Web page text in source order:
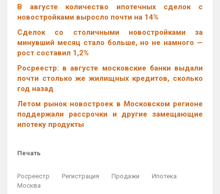
В августе количество ипотечных сделок с
новостройками выросло почти на 14%
Cделок со столичными новостройками за
минувший месяц стало больше, но не намного —
рост составил 1,2%
Росреестр: в августе московские банки выдали
почти столько же жилищных кредитов, сколько
год назад
Летом рынок новостроек в Московском регионе
поддержали рассрочки и другие замещающие
ипотеку продукты
Печать
Росреестр Регистрация Продажи
Ипотека
Москва